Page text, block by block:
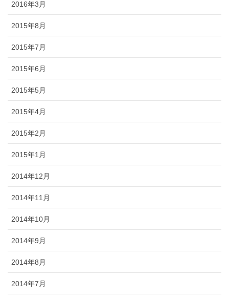
2016年3月
2015年8月
2015年7月
2015年6月
2015年5月
2015年4月
2015年2月
2015年1月
2014年12月
2014年11月
2014年10月
2014年9月
2014年8月
2014年7月